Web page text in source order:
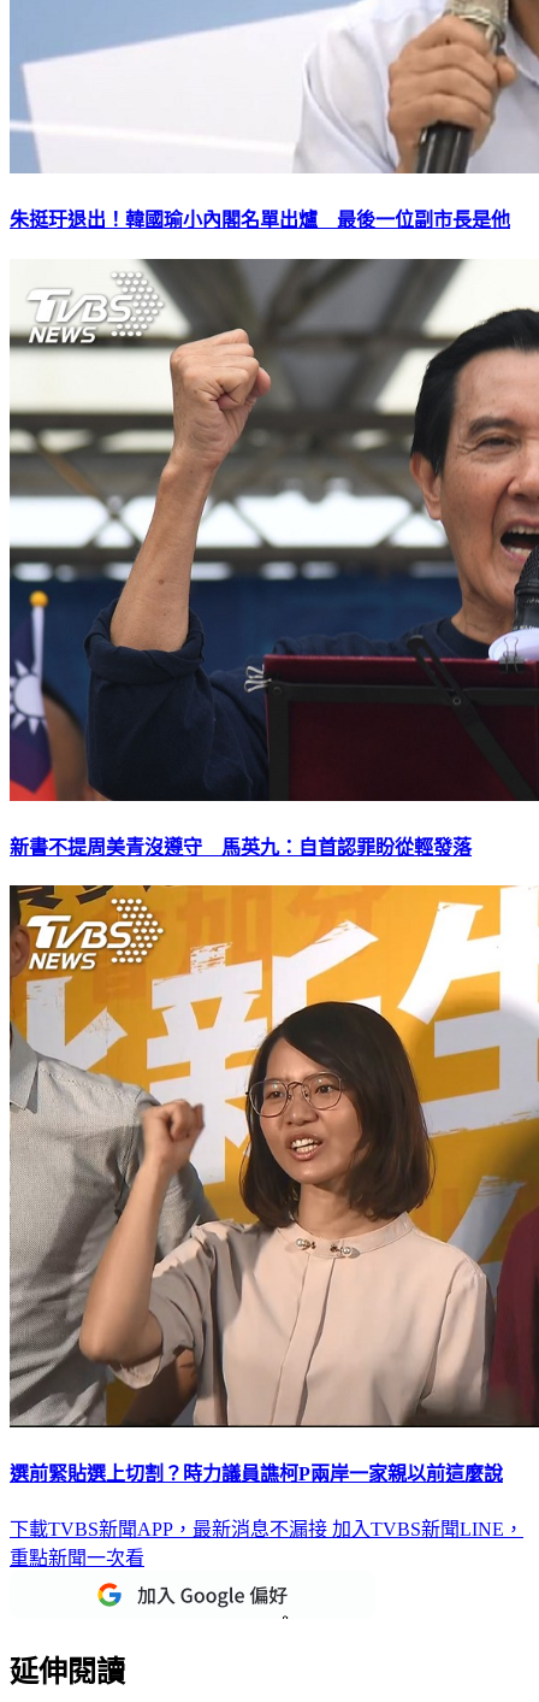
朱挺玗退出！韓國瑜小內閣名單出爐 最後一位副市長是他
新書不提周美青沒遵守 馬英九：自首認罪盼從輕發落
選前緊貼選上切割？時力議員譙柯P兩岸一家親以前這麼說
下載TVBS新聞APP，最新消息不漏接 加入TVBS新聞LINE，
重點新聞一次看
延伸閱讀